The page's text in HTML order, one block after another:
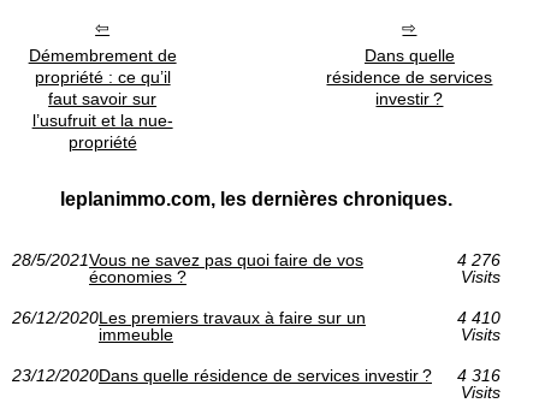
Démembrement de
propriété : ce qu’il
faut savoir sur
l’usufruit et la nue-
propriété
Dans quelle
résidence de services
investir ?
leplanimmo.com, les dernières chroniques.
28/5/2021Vous ne savez pas quoi faire de vos
économies ?
4 276
Visits
26/12/2020Les premiers travaux à faire sur un
immeuble
4 410
Visits
23/12/2020Dans quelle résidence de services investir ?
4 316
Visits